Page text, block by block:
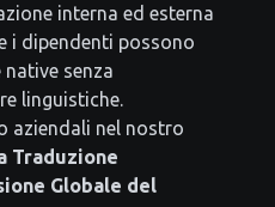
interna ed esterna
i dipendenti possono
senza
linguistiche.
aziendali nel nostro
Traduzione
Globale del